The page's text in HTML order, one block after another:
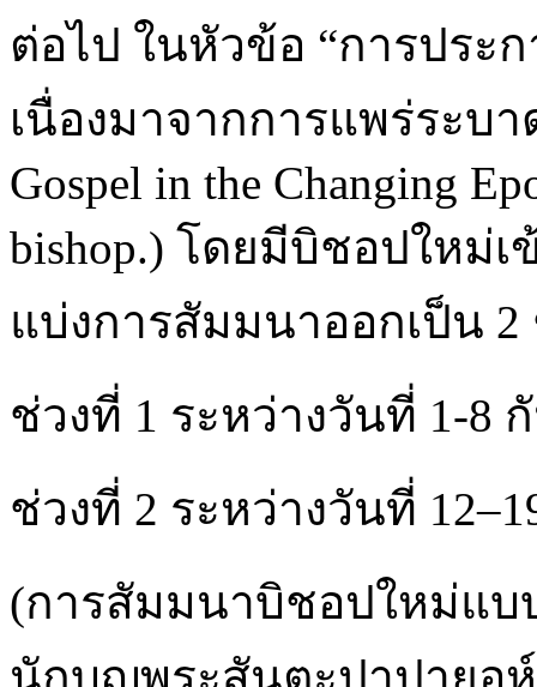
ต่อไป ในหัวข้อ “การประ
เนื่องมาจากการแพร่ระบา
Gospel in the Changing
bishop.) โดยมีบิชอปใหม่
แบ่งการสัมมนาออกเป็น 2
ช่วงที่ 1 ระหว่างวันที่ 1-8
ช่วงที่ 2 ระหว่างวันที่
(การสัมมนาบิชอปใหม่แบ
นักบุญพระสันตะปาปายอ